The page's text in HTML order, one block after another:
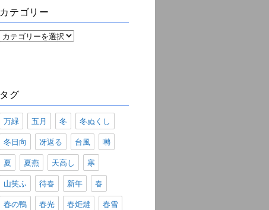
カテゴリー
カ
タグ
万緑 五月 冬 冬ぬくし
冬日向 冴返る 台風 囀
夏 夏燕 天高し 寒
山笑ふ 待春 新年 春
春の鴨 春光 春炬燵 春雪